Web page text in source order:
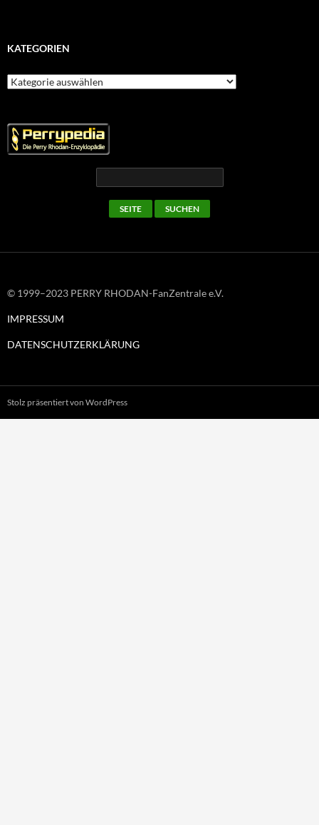
KATEGORIEN
Kategorien
© 1999–2023 PERRY RHODAN-FanZentrale e.V.
IMPRESSUM
DATENSCHUTZERKLÄRUNG
Stolz präsentiert von WordPress